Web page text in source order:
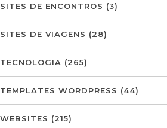
SITES DE ENCONTROS (3)
SITES DE VIAGENS (28)
TECNOLOGIA (265)
TEMPLATES WORDPRESS (44)
WEBSITES (215)